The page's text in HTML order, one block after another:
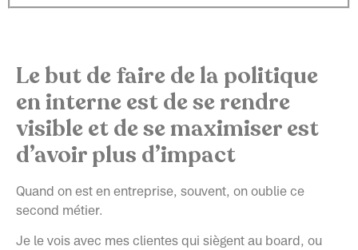
Le but de faire de la politique
en interne est de se rendre
visible et de se maximiser est
d’avoir plus d’impact
Quand on est en entreprise, souvent, on oublie ce
second métier.
Je le vois avec mes clientes qui siègent au board, ou